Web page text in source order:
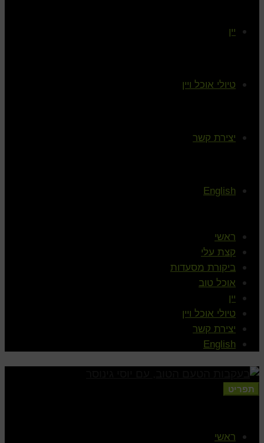
יין
טיולי אוכל ויין
יצירת קשר
English
ראשי
קצת עלי
ביקורת מסעדות
אוכל טוב
יין
טיולי אוכל ויין
יצירת קשר
English
תפריט
ראשי